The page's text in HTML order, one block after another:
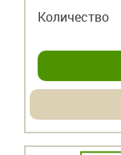
Количество